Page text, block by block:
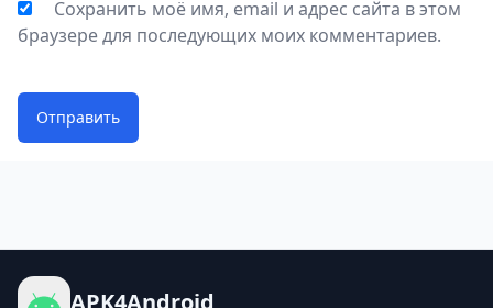
Сохранить моё имя, email и адрес сайта в этом
браузере для последующих моих комментариев.
Отправить
APK4Android